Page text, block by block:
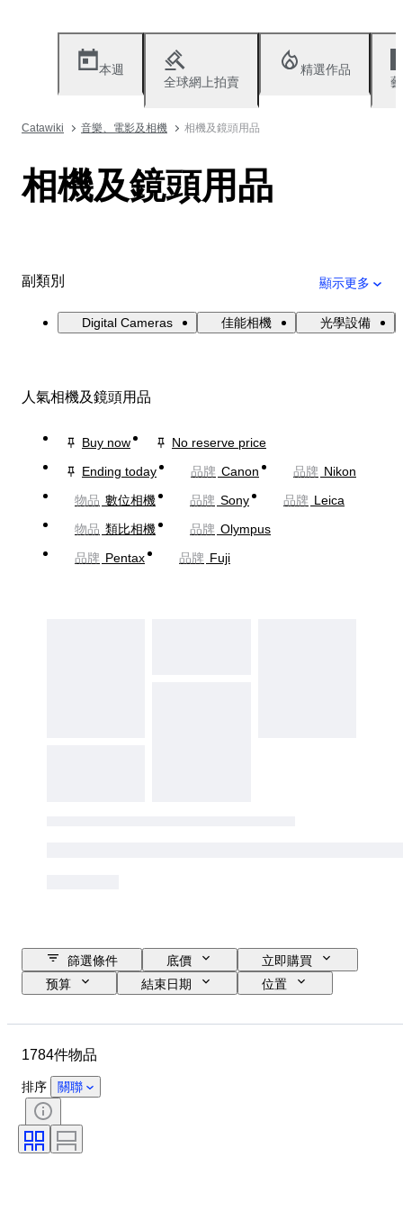
本週
全球網上拍賣
精選作品
Catawiki 音樂、電影及相機 相機及鏡頭用品
相機及鏡頭用品
副類別 顯示更多
Digital Cameras 佳能相機 光學設備
人氣相機及鏡頭用品
Buy now
No reserve price
Ending today
品牌 Canon 品牌 Nikon
物品 數位相機 品牌 Sony 品牌 Leica
物品 類比相機 品牌 Olympus
品牌 Pentax 品牌 Fuji
篩選條件 底價
立即購買
预算
結束日期
位置
標題
版
錄影機類型
攝像機類型
雙筒望遠鏡類型
1784件物品
排序 關聯